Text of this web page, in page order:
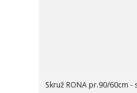
Skruž RONA pr.90/60cm -